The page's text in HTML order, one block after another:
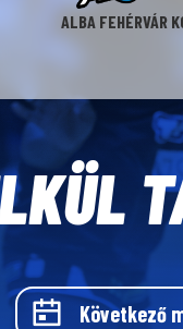
ALBA FEHÉRVÁR
Következő